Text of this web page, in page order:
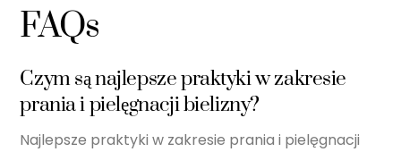
FAQs
Czym są najlepsze praktyki w zakresie
prania i pielęgnacji bielizny?
Najlepsze praktyki w zakresie prania i pielęgnacji